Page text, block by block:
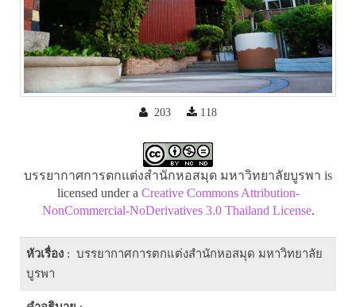
203 118
บรรยากาศการตกแต่งสำนักหอสมุด มหาวิทยาลัยบูรพา is
licensed under a Creative Commons Attribution-
NonCommercial-NoDerivatives 3.0 Thailand License.
หัวเรื่อง : บรรยากาศการตกแต่งสำนักหอสมุด มหาวิทยาลัย
บูรพา